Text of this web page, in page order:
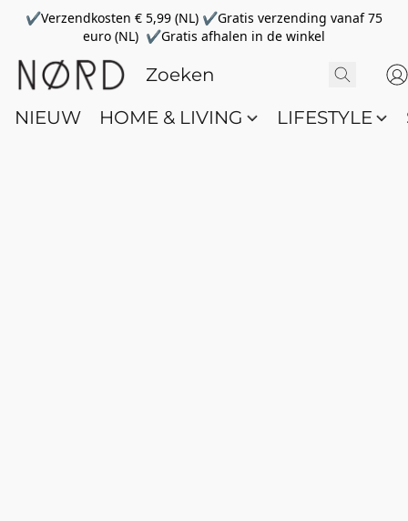
✔Verzendkosten € 5,99 (NL) ✔Gratis verzending vanaf 75
euro (NL) ✔Gratis afhalen in de winkel
NIEUW HOME & LIVING LIFESTYLE